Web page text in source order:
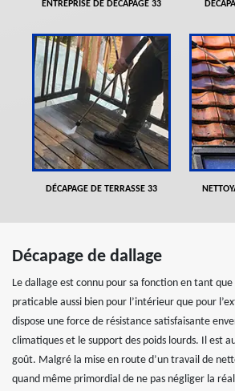
ENTREPRISE DE DÉCAPAGE 33
DÉCAPAGE DE TERRASSE 33
Décapage de dallage
Le dallage est connu pour sa fonction en tant
praticable aussi bien pour l’intérieur que pour
dispose une force de résistance satisfaisante
climatiques et le support des poids lourds. Il est
goût. Malgré la mise en route d’un travail de
quand même primordial de ne pas négliger la